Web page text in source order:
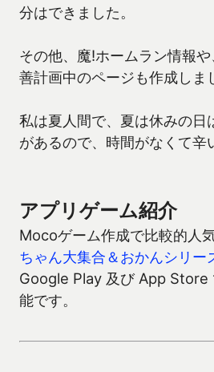
分はできました。
その他、魔!ホームラン情報
善計画中のページも作成しま
私は夏人間で、夏は休みの日
があるので、時間がなくて辛
アプリゲーム紹介
Mocoゲーム作成で比較的人
ちゃん大集合＆おかんシリー
Google Play 及び App Store
能です。